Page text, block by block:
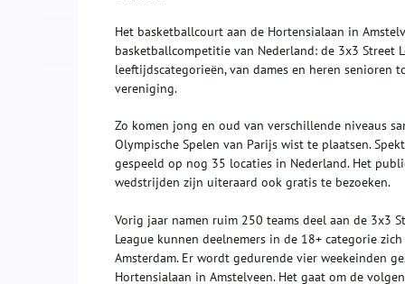
Het basketballcourt aan de Hortensialaan in
basketballcompetitie van Nederland: de 3x3 Street
leeftijdscategorieën, van dames en heren senioren
vereniging.
Zo komen jong en oud van verschillende niveaus
Olympische Spelen van Parijs wist te plaatsen.
gespeeld op nog 35 locaties in Nederland. Het
wedstrijden zijn uiteraard ook gratis te bezoeken.
Vorig jaar namen ruim 250 teams deel aan de 3x3
League kunnen deelnemers in de 18+ categorie
Amsterdam. Er wordt gedurende vier weekeinden
Hortensialaan in Amstelveen. Het gaat om de